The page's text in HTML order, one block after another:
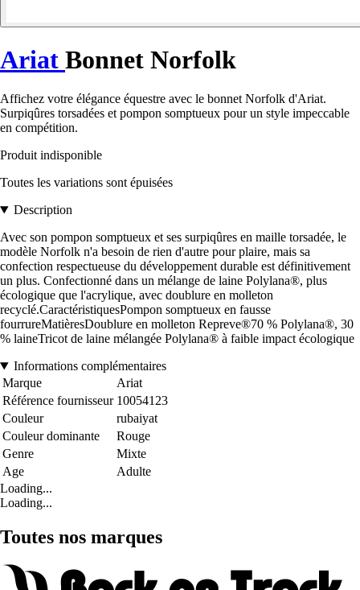
Ariat Bonnet Norfolk
Affichez votre élégance équestre avec le bonnet Norfolk d'Ariat.
Surpiqûres torsadées et pompon somptueux pour un style impeccable
en compétition.
Produit indisponible
Toutes les variations sont épuisées
Description
Avec son pompon somptueux et ses surpiqûres en maille torsadée, le
modèle Norfolk n'a besoin de rien d'autre pour plaire, mais sa
confection respectueuse du développement durable est définitivement
un plus. Confectionné dans un mélange de laine Polylana®, plus
écologique que l'acrylique, avec doublure en molleton
recyclé.CaractéristiquesPompon somptueux en fausse
fourrureMatièresDoublure en molleton Repreve®70 % Polylana®, 30
% laineTricot de laine mélangée Polylana® à faible impact écologique
Informations complémentaires
Marque
Ariat
Référence fournisseur 10054123
Couleur
rubaiyat
Couleur dominante
Rouge
Genre
Mixte
Age
Adulte
Loading...
Loading...
Toutes nos marques